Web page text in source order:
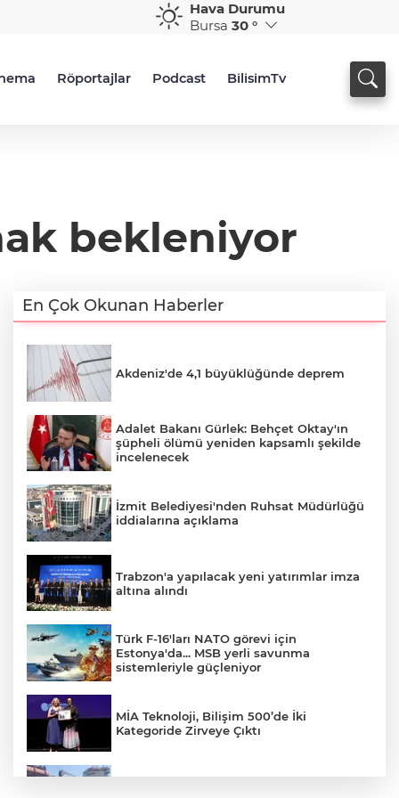
Hava Durumu
Bursa 30 °
Röportajlar Podcast BilisimTv
bekleniyor
En Çok Okunan Haberler
Akdeniz'de 4,1 büyüklüğünde deprem
Adalet Bakanı Gürlek: Behçet Oktay'ın
şüpheli ölümü yeniden kapsamlı şekilde
incelenecek
İzmit Belediyesi'nden Ruhsat Müdürlüğü
iddialarına açıklama
Trabzon'a yapılacak yeni yatırımlar imza
altına alındı
Türk F-16'ları NATO görevi için
Estonya'da... MSB yerli savunma
sistemleriyle güçleniyor
MİA Teknoloji, Bilişim 500’de İki
Kategoride Zirveye Çıktı